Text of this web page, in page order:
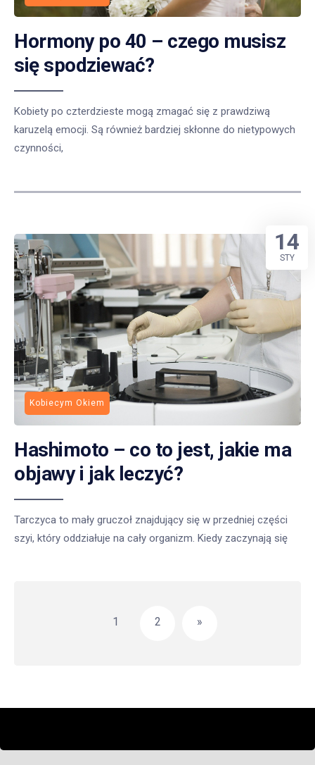
Hormony po 40 – czego musisz
się spodziewać?
Kobiety po czterdzieste mogą zmagać się z prawdziwą
karuzelą emocji. Są również bardziej skłonne do nietypowych
czynności,
Kobiecym Okiem
Hashimoto – co to jest, jakie ma
objawy i jak leczyć?
Tarczyca to mały gruczoł znajdujący się w przedniej części
szyi, który oddziałuje na cały organizm. Kiedy zaczynają się
14
STY
1 2 »